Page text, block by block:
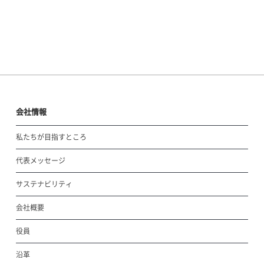
会社情報
私たちが目指すところ
代表メッセージ
サステナビリティ
会社概要
役員
沿革